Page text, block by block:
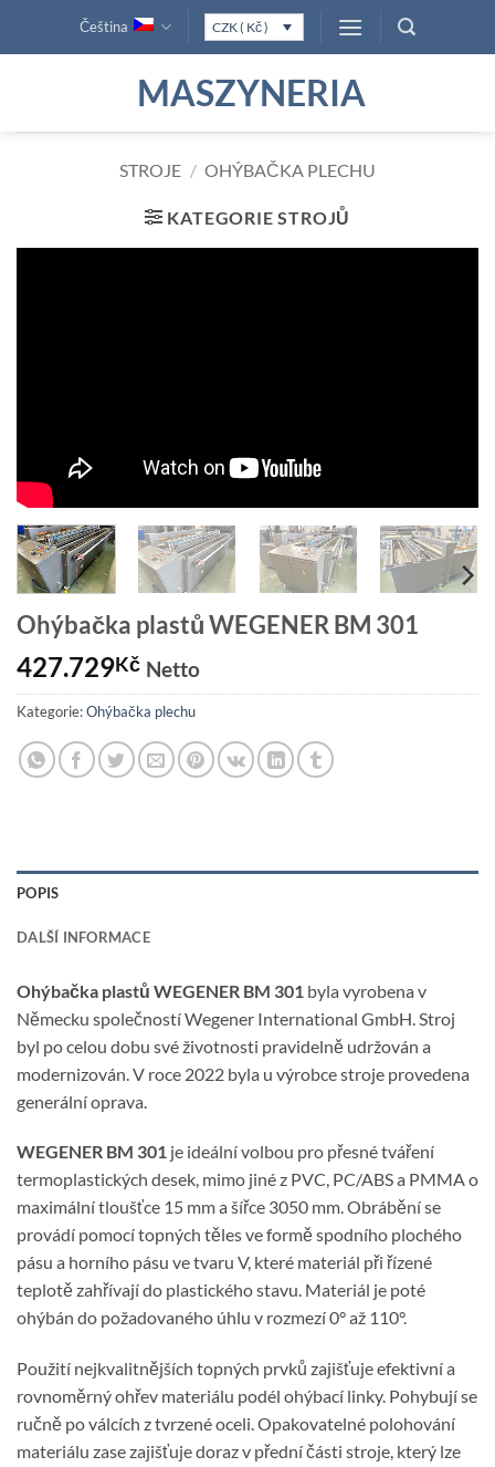
Čeština CZK ( Kč )
MASZYNERIA
STROJE / OHÝBAČKA PLECHU
KATEGORIE STROJŮ
Ohýbačka plastů WEGENER BM 301
427.729Kč Netto
Kategorie:Ohýbačka plechu
POPIS
DALŠÍ INFORMACE
Ohýbačka plastů WEGENER BM 301 byla vyrobena v
Německu společností Wegener International GmbH. Stroj
byl po celou dobu své životnosti pravidelně udržován a
modernizován. V roce 2022 byla u výrobce stroje provedena
generální oprava.
WEGENER BM 301 je ideální volbou pro přesné tváření
termoplastických desek, mimo jiné z PVC, PC/ABS a PMMA o
maximální tloušťce 15 mm a šířce 3050 mm. Obrábění se
provádí pomocí topných těles ve formě spodního plochého
pásu a horního pásu ve tvaru V, které materiál při řízené
teplotě zahřívají do plastického stavu. Materiál je poté
ohýbán do požadovaného úhlu v rozmezí 0° až 110°.
Použití nejkvalitnějších topných prvků zajišťuje efektivní a
rovnoměrný ohřev materiálu podél ohýbací linky. Pohybují se
ručně po válcích z tvrzené oceli. Opakovatelné polohování
materiálu zase zajišťuje doraz v přední části stroje, který lze